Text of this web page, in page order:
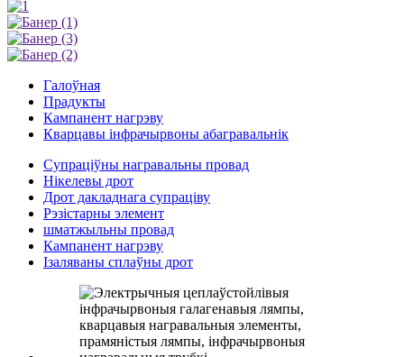
Галоўная
Прадукты
Кампанент нагрэву
Кварцавы інфрачырвоны абагравальнік
Супраціўны награвальны провад
Нікелевы дрот
Дрот дакладнага супраціву
Рэзістарны элемент
шматжыльны провад
Кампанент нагрэву
Ізаляваны сплаўны дрот